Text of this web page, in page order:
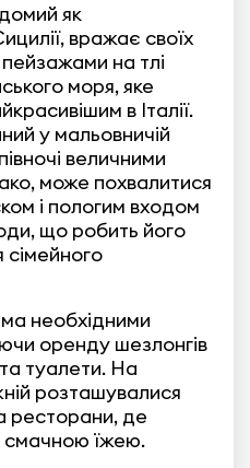
як
вражає своїх
на тлі
моря, яке
в Італії.
у мальовничій
величними
може похвалитися
і пологим входом
що робить його
сімейного
необхідними
оренду шезлонгів
туалети. На
розташувалися
ресторани, де
їжею.